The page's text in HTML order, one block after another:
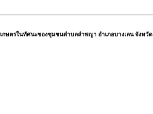
กษตรในทัศนะของชุมชนตำบลลำพญา อำเภอบางเลน จังหวัด